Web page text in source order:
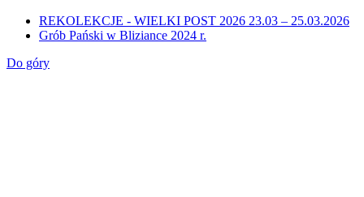
REKOLEKCJE - WIELKI POST 2026 23.03 – 25.03.2026
Grób Pański w Bliziance 2024 r.
Do góry